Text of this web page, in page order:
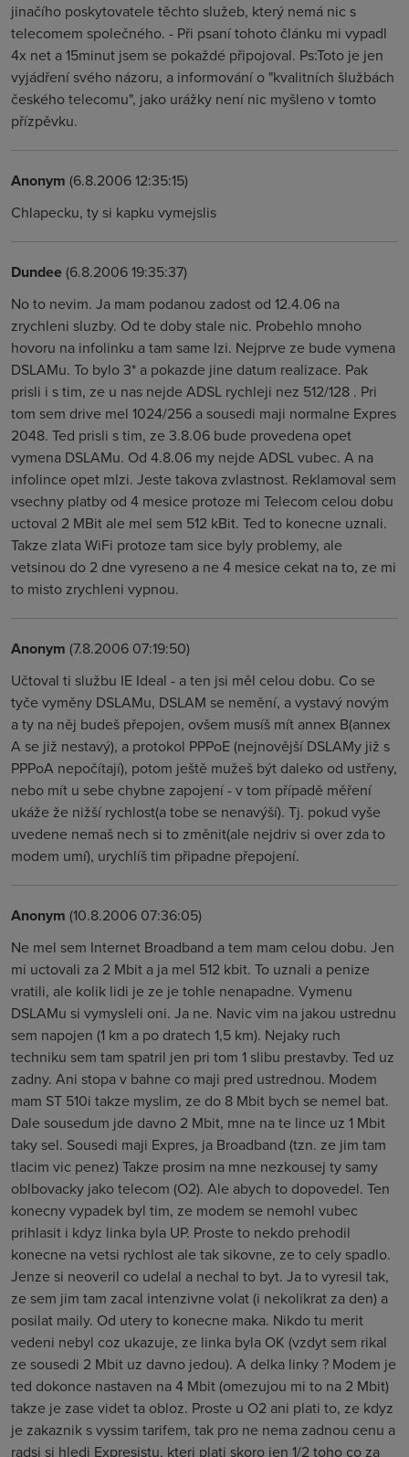
jinačího poskytovatele těchto služeb, který nemá nic s
telecomem společného. - Při psaní tohoto článku mi vypadl
4x net a 15minut jsem se pokaždé připojoval. Ps:Toto je jen
vyjádření svého názoru, a informování o "kvalitních šlužbách
českého telecomu", jako urážky není nic myšleno v tomto
přízpěvku.
Anonym (6.8.2006 12:35:15)
Chlapecku, ty si kapku vymejslis
Dundee(6.8.2006 19:35:37)
No to nevim. Ja mam podanou zadost od 12.4.06 na
zrychleni sluzby. Od te doby stale nic. Probehlo mnoho
hovoru na infolinku a tam same lzi. Nejprve ze bude vymena
DSLAMu. To bylo 3* a pokazde jine datum realizace. Pak
prisli i s tim, ze u nas nejde ADSL rychleji nez 512/128 . Pri
tom sem drive mel 1024/256 a sousedi maji normalne Expres
2048. Ted prisli s tim, ze 3.8.06 bude provedena opet
vymena DSLAMu. Od 4.8.06 my nejde ADSL vubec. A na
infolince opet mlzi. Jeste takova zvlastnost. Reklamoval sem
vsechny platby od 4 mesice protoze mi Telecom celou dobu
uctoval 2 MBit ale mel sem 512 kBit. Ted to konecne uznali.
Takze zlata WiFi protoze tam sice byly problemy, ale
vetsinou do 2 dne vyreseno a ne 4 mesice cekat na to, ze mi
to misto zrychleni vypnou.
Anonym (7.8.2006 07:19:50)
Učtoval ti službu IE Ideal - a ten jsi měl celou dobu. Co se
tyče vyměny DSLAMu, DSLAM se nemění, a vystavý novým
a ty na něj budeš přepojen, ovšem musíš mít annex B(annex
A se již nestavý), a protokol PPPoE (nejnovější DSLAMy již s
PPPoA nepočítají), potom ještě mužeš být daleko od ustřeny,
nebo mít u sebe chybne zapojení - v tom případě měření
ukáže že nižší rychlost(a tobe se nenavýší). Tj. pokud vyše
uvedene nemaš nech si to změnit(ale nejdriv si over zda to
modem umí), urychlíš tim připadne přepojení.
Anonym (10.8.2006 07:36:05)
Ne mel sem Internet Broadband a tem mam celou dobu. Jen
mi uctovali za 2 Mbit a ja mel 512 kbit. To uznali a penize
vratili, ale kolik lidi je ze je tohle nenapadne. Vymenu
DSLAMu si vymysleli oni. Ja ne. Navic vim na jakou ustrednu
sem napojen (1 km a po dratech 1,5 km). Nejaky ruch
techniku sem tam spatril jen pri tom 1 slibu prestavby. Ted uz
zadny. Ani stopa v bahne co maji pred ustrednou. Modem
mam ST 510i takze myslim, ze do 8 Mbit bych se nemel bat.
Dale sousedum jde davno 2 Mbit, mne na te lince uz 1 Mbit
taky sel. Sousedi maji Expres, ja Broadband (tzn. ze jim tam
tlacim vic penez) Takze prosim na mne nezkousej ty samy
oblbovacky jako telecom (O2). Ale abych to dopovedel. Ten
konecny vypadek byl tim, ze modem se nemohl vubec
prihlasit i kdyz linka byla UP. Proste to nekdo prehodil
konecne na vetsi rychlost ale tak sikovne, ze to cely spadlo.
Jenze si neoveril co udelal a nechal to byt. Ja to vyresil tak,
ze sem jim tam zacal intenzivne volat (i nekolikrat za den) a
posilat maily. Od utery to konecne maka. Nikdo tu merit
vedeni nebyl coz ukazuje, ze linka byla OK (vzdyt sem rikal
ze sousedi 2 Mbit uz davno jedou). A delka linky ? Modem je
ted dokonce nastaven na 4 Mbit (omezujou mi to na 2 Mbit)
takze je zase videt ta obloz. Proste u O2 ani plati to, ze kdyz
je zakaznik s vyssim tarifem, tak pro ne nema zadnou cenu a
radsi si hledi Expresistu, kteri plati skoro jen 1/2 toho co za